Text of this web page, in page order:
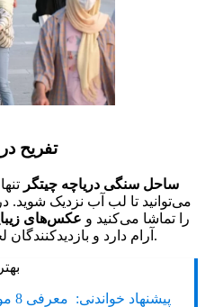
تفریح
ساحل سنگی دریاچه چیتگر
می‌توانید تا لب آب نزدیک شوید.
را تماشا می‌کنید و عکس‌های
آرام دارد و بازدیدکنندگان لحظات دل‌نشینی را تجربه می‌کنند.
پیشنهاد خواندنی: معرفی 8 مورد از جاهای دیدنی تهران در شب